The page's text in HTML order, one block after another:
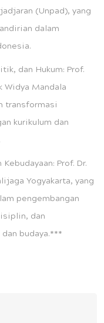
(Unpad), yang
dalam
dan Hukum: Prof.
Mandala
transformasi
kurikulum dan
Prof. Dr.
Yogyakarta, yang
pengembangan
dan
budaya.***